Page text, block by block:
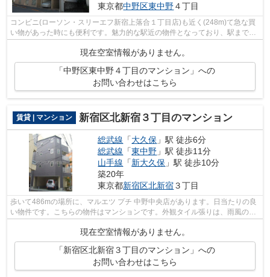
東京都中野区東中野４丁目
コンビニ(ローソン・スリーエフ新宿上落合１丁目店)も近く(248m)て急な買
い物があった時にも便利です。魅力的な駅近の物件となっており、駅まで徒
現在空室情報がありません。
「中野区東中野４丁目のマンション」への
お問い合わせはこちら
賃貸 | マンション 新宿区北新宿３丁目のマンション
総武線 「大久保 」駅 徒歩6分
総武線 「東中野 」駅 徒歩11分
山手線 「新大久保 」駅 徒歩10分
築20年
東京都新宿区北新宿３丁目
歩いて486mの場所に、マルエツ プチ 中野中央店があります。日当たりの良
い物件です。こちらの物件はマンションです。外観タイル張りは、雨風の侵
現在空室情報がありません。
「新宿区北新宿３丁目のマンション」への
お問い合わせはこちら